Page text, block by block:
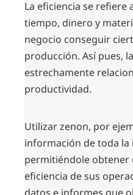
La eficiencia se refiere
tiempo, dinero y
negocio conseguir
producción. Así pues,
estrechamente
productividad.
Utilizar zenon, por
información de toda la
permitiéndole obtener
eficiencia de sus